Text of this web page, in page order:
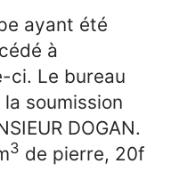
ayant été
à
ci. Le bureau
soumission
DOGAN.
3 de pierre, 20f